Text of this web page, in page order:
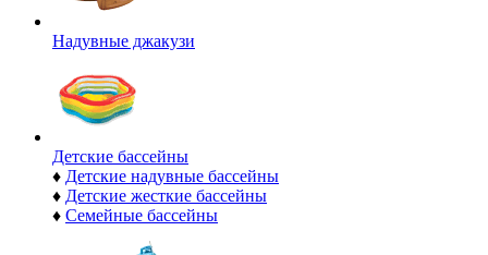
Надувные джакузи
Детские бассейны
♦ Детские надувные бассейны
♦ Детские жесткие бассейны
♦ Семейные бассейны